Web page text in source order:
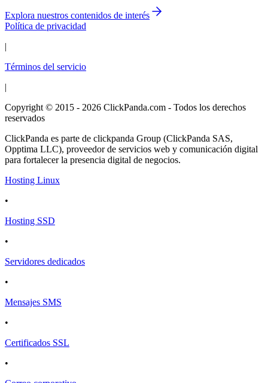
Explora nuestros contenidos de interés
Política de privacidad
|
Términos del servicio
|
Copyright © 2015 - 2026 ClickPanda.com - Todos los derechos
reservados
ClickPanda es parte de clickpanda Group (ClickPanda SAS,
Opptima LLC), proveedor de servicios web y comunicación digital
para fortalecer la presencia digital de negocios.
Hosting Linux
•
Hosting SSD
•
Servidores dedicados
•
Mensajes SMS
•
Certificados SSL
•